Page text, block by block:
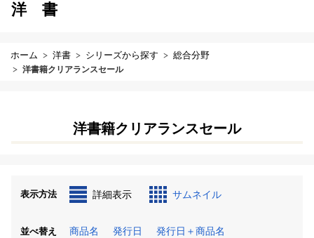
洋書
ホーム 洋書 シリーズから探す 総合分野
洋書籍クリアランスセール
洋書籍クリアランスセール
表示方法 詳細表示 サムネイル
並べ替え 商品名 発行日 発行日＋商品名